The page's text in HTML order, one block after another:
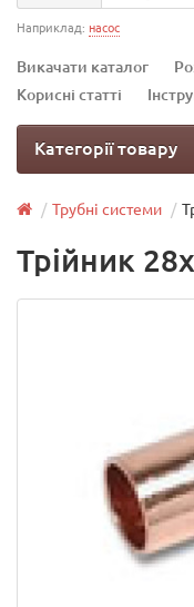
Наприклад: насос
Викачати каталог
Корисні статті
Категорії товару
Трубні системи
Трійник